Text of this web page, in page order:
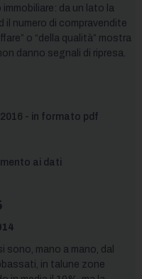
immobiliare: da un lato la
il numero di compravendite
o “della qualità” mostra
danno segnali di ripresa.
- in formato pdf
ai dati
sono, mano a mano, dal
in talune zone